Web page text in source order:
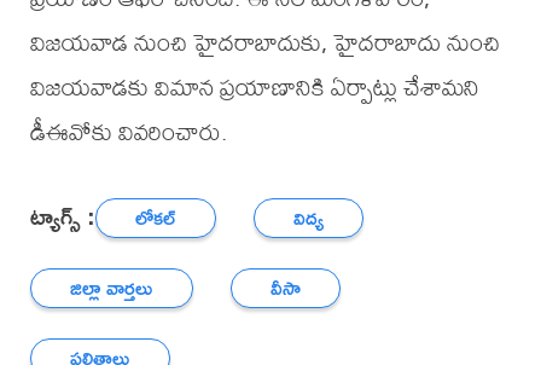
విజయవాడ నుంచి హైదరాబాదుకు, హైదరాబాదు నుంచి
విజయవాడకు విమాన ప్రయాణానికి ఏర్పాట్లు చేశామని
డీఈవోకు వివరించారు.
ట్యాగ్స్ : లోకల్
విద్య
జిల్లా వార్తలు
వీసా
ఫలితాలు